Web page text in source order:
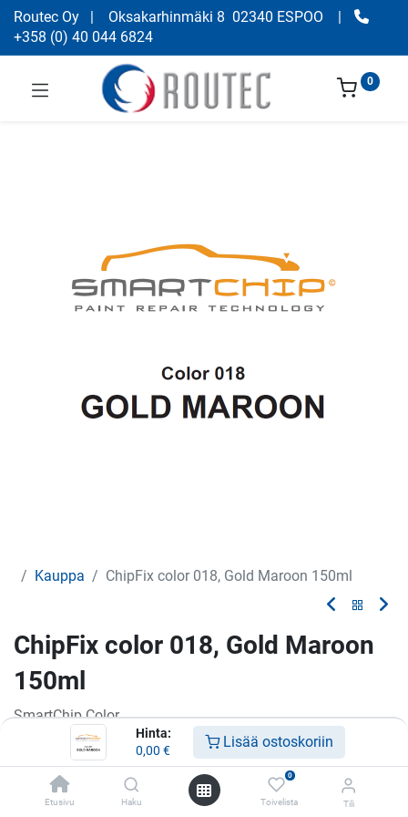
Hinta:
0,00 € Lisää ostoskoriin
Etusivu Haku
0
Toivelista Tili
Routec Oy | Oksakarhinmäki 8 02340 ESPOO
|
+358 (0) 40 044 6824
0
Kauppa ChipFix color 018, Gold Maroon 150ml
ChipFix color 018, Gold Maroon
150ml
SmartChip Color
Vain ammattikäyttöön